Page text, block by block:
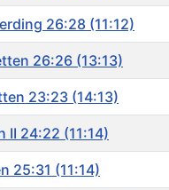
26:28 (11:12)
26:26 (13:13)
23:23 (14:13)
II 24:22 (11:14)
25:31 (11:14)